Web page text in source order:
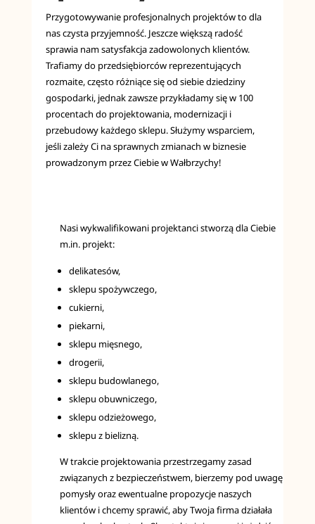
Przygotowywanie profesjonalnych projektów to dla
nas czysta przyjemność. Jeszcze większą radość
sprawia nam satysfakcja zadowolonych klientów.
Trafiamy do przedsiębiorców reprezentujących
rozmaite, często różniące się od siebie dziedziny
gospodarki, jednak zawsze przykładamy się w 100
procentach do projektowania, modernizacji i
przebudowy każdego sklepu. Służymy wsparciem,
jeśli zależy Ci na sprawnych zmianach w biznesie
prowadzonym przez Ciebie w Wałbrzychy!
Nasi wykwalifikowani projektanci stworzą dla Ciebie
m.in. projekt:
delikatesów,
sklepu spożywczego,
cukierni,
piekarni,
sklepu mięsnego,
drogerii,
sklepu budowlanego,
sklepu obuwniczego,
sklepu odzieżowego,
sklepu z bielizną.
W trakcie projektowania przestrzegamy zasad
związanych z bezpieczeństwem, bierzemy pod uwagę
pomysły oraz ewentualne propozycje naszych
klientów i chcemy sprawić, aby Twoja firma działała